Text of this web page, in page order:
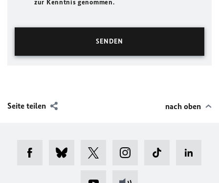
zur Kenntnis genommen.
Seite teilen nach oben